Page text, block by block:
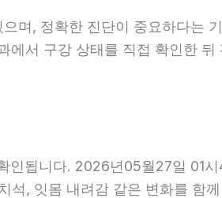
며, 정확한 진단이 중요하다는
서 구강 상태를 직접 확인한
됩니다. 2026년05월27일 01
석, 잇몸 내려감 같은 변화를